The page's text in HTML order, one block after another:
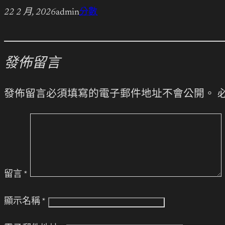
22 2 月, 2026admin分數
發佈留言
發佈留言必須填寫的電子郵件地址不會公開。
留言 *
顯示名稱 *